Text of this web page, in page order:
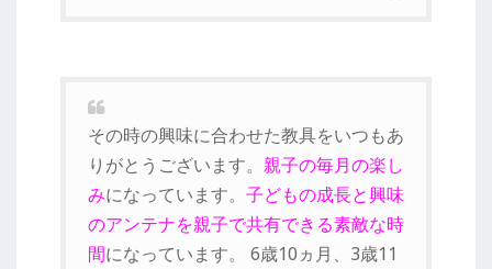
その時の興味に合わせた教具をいつもあ
りがとうございます。 親子の毎月の楽し
みになっています。 子どもの成長と興味
のアンテナを親子で共有できる素敵な時
間になっています。 6歳10ヵ月、3歳11